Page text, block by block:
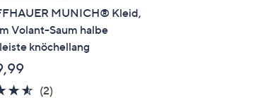
MUNICH® Kleid,
Volant-Saum halbe
knöchellang
4.5
(2)2